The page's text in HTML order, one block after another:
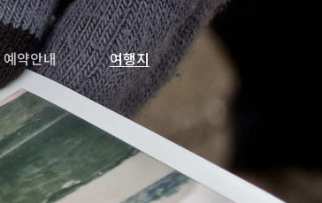
예약안내 여행지